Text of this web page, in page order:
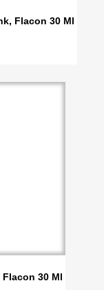
Flacon 30 Ml
30 Ml